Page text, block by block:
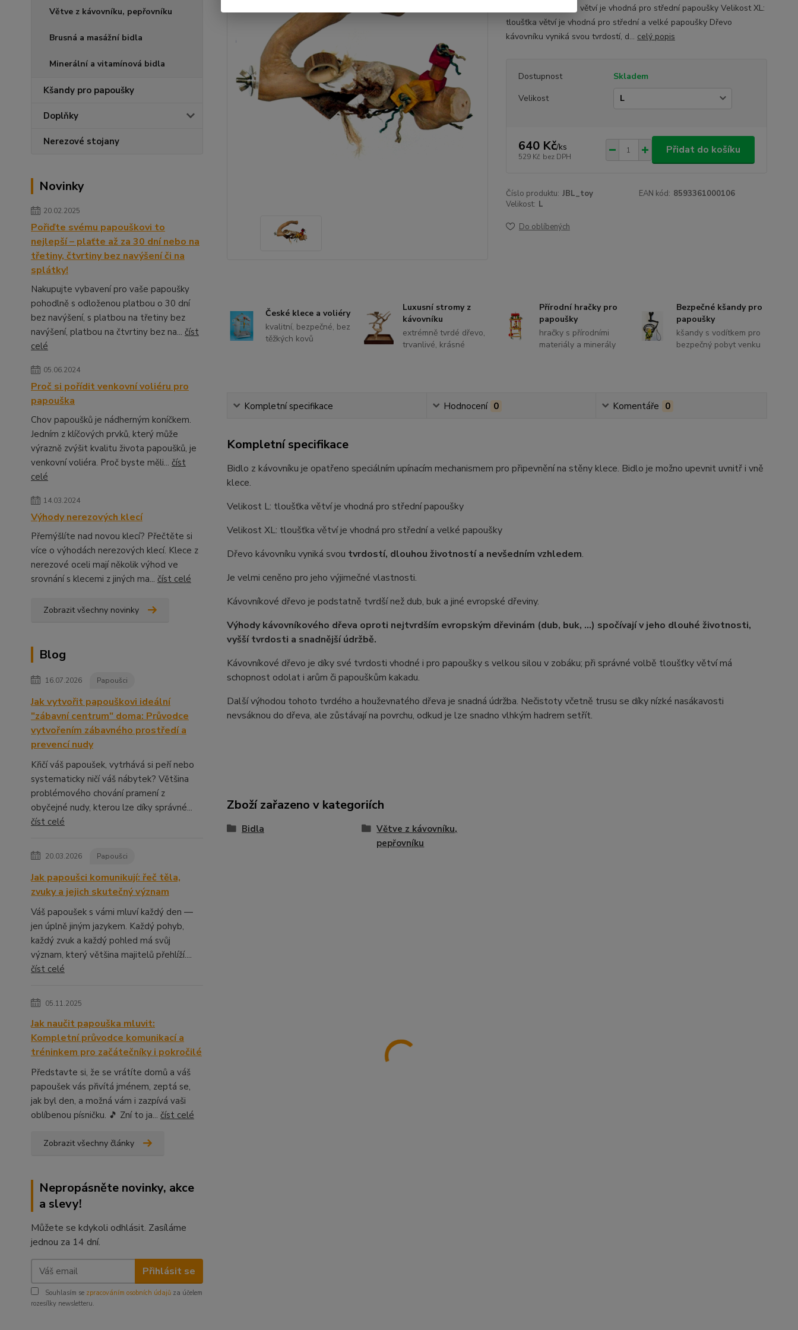
Větve z kávovníku, pepřovníku
Brusná a masážní bidla
Minerální a vitamínová bidla
Kšandy pro papoušky
Doplňky
Nerezové stojany
Novinky
20.02.2025
Pořiďte svému papouškovi to
nejlepší – plaťte až za 30 dní nebo na
třetiny, čtvrtiny bez navýšení či na
splátky!
Nakupujte vybavení pro vaše papoušky
pohodlně s odloženou platbou o 30 dní
bez navýšení, s platbou na třetiny bez
navýšení, platbou na čtvrtiny bez na... číst
celé
05.06.2024
Proč si pořídit venkovní voliéru pro
papouška
Chov papoušků je nádherným koníčkem.
Jedním z klíčových prvků, který může
výrazně zvýšit kvalitu života papoušků, je
venkovní voliéra. Proč byste měli... číst
celé
14.03.2024
Výhody nerezových klecí
Přemýšlíte nad novou klecí? Přečtěte si
více o výhodách nerezových klecí. Klece z
nerezové oceli mají několik výhod ve
srovnání s klecemi z jiných ma... číst celé
Zobrazit všechny novinky
Blog
16.07.2026 Papoušci
Jak vytvořit papouškovi ideální
"zábavní centrum" doma: Průvodce
vytvořením zábavného prostředí a
prevencí nudy
Křičí váš papoušek, vytrhává si peří nebo
systematicky ničí váš nábytek? Většina
problémového chování pramení z
obyčejné nudy, kterou lze díky správné...
číst celé
20.03.2026 Papoušci
Jak papoušci komunikují: řeč těla,
zvuky a jejich skutečný význam
Váš papoušek s vámi mluví každý den —
jen úplně jiným jazykem. Každý pohyb,
každý zvuk a každý pohled má svůj
význam, který většina majitelů přehlíží....
číst celé
05.11.2025
Jak naučit papouška mluvit:
Kompletní průvodce komunikací a
tréninkem pro začátečníky i pokročilé
Představte si, že se vrátíte domů a váš
papoušek vás přivítá jménem, zeptá se,
jak byl den, a možná vám i zazpívá vaši
oblíbenou písničku. 🎵 Zní to ja... číst celé
Zobrazit všechny články
Nepropásněte novinky, akce
a slevy!
Můžete se kdykoli odhlásit. Zasíláme
jednou za 14 dní.
Přihlásit se
Souhlasím se zpracováním osobních údajů za účelem
rozesílky newsletteru.
Velikost L: tloušťka větví je vhodná pro střední papoušky Velikost XL:
tloušťka větví je vhodná pro střední a velké papoušky Dřevo
kávovníku vyniká svou tvrdostí, d... celý popis
Dostupnost
Skladem
Velikost
640 Kč/ks
529 Kč bez DPH
Přidat do košíku
Číslo produktu: JBL_toy EAN kód: 8593361000106
Velikost: L
Do oblíbených
České klece a voliéry
kvalitní, bezpečné, bez
těžkých kovů
Luxusní stromy z
kávovníku
extrémně tvrdé dřevo,
trvanlivé, krásné
Přírodní hračky pro
papoušky
hračky s přírodními
materiály a minerály
Bezpečné kšandy pro
papoušky
kšandy s vodítkem pro
bezpečný pobyt venku
Kompletní specifikace Hodnocení 0 Komentáře 0
Kompletní specifikace
Bidlo z kávovníku je opatřeno speciálním upínacím mechanismem pro připevnění na stěny klece. Bidlo je možno upevnit uvnitř i vně
klece.
Velikost L: tloušťka větví je vhodná pro střední papoušky
Velikost XL: tloušťka větví je vhodná pro střední a velké papoušky
Dřevo kávovníku vyniká svou tvrdostí, dlouhou životností a nevšedním vzhledem.
Je velmi ceněno pro jeho výjimečné vlastnosti.
Kávovníkové dřevo je podstatně tvrdší než dub, buk a jiné evropské dřeviny.
Výhody kávovníkového dřeva oproti nejtvrdším evropským dřevinám (dub, buk, …) spočívají v jeho dlouhé životnosti,
vyšší tvrdosti a snadnější údržbě.
Kávovníkové dřevo je díky své tvrdosti vhodné i pro papoušky s velkou silou v zobáku; při správné volbě tloušťky větví má
schopnost odolat i arům či papouškům kakadu.
Další výhodou tohoto tvrdého a houževnatého dřeva je snadná údržba. Nečistoty včetně trusu se díky nízké nasákavosti
nevsáknou do dřeva, ale zůstávají na povrchu, odkud je lze snadno vlhkým hadrem setřít.
Zboží zařazeno v kategoriích
Bidla
Větve z kávovníku,
pepřovníku